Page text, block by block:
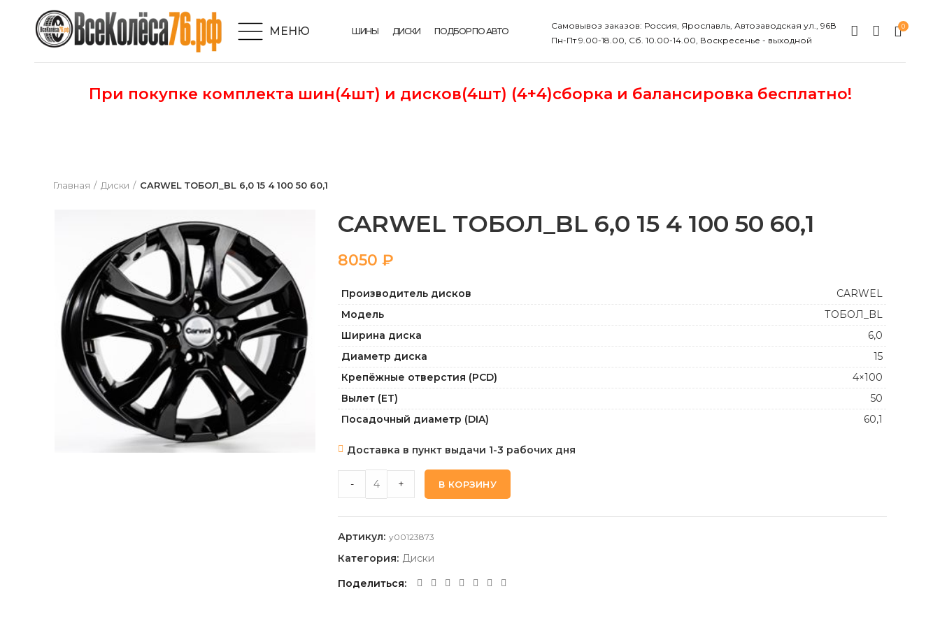
МЕНЮ ШИНЫ ДИСКИ ПОДБОР ПО АВТО
Самовывоз заказов: Россия, Ярославль, Автозаводская ул., 96В
Пн-Пт 9.00-18.00, Сб. 10.00-14.00, Воскресенье - выходной
0
При покупке комплекта шин(4шт) и дисков(4шт) (4+4)сборка и балансировка бесплатно!
Главная Диски CARWEL ТОБОЛ_BL 6,0 15 4 100 50 60,1
CARWEL ТОБОЛ_BL 6,0 15 4 100 50 60,1
₽
Производитель дисков
CARWEL
Модель
ТОБОЛ_BL
Ширина диска
6,0
Диаметр диска
15
Крепёжные отверстия (PCD)
4×100
Вылет (ET)
50
Посадочный диаметр (DIA)
60,1
Доставка в пункт выдачи 1-3 рабочих дня
CARWEL ТОБОЛ_BL 6,0 15 4 100 50 60,1 quantity
- + В КОРЗИНУ
Артикул: y00123873
Категория: Диски
Поделиться